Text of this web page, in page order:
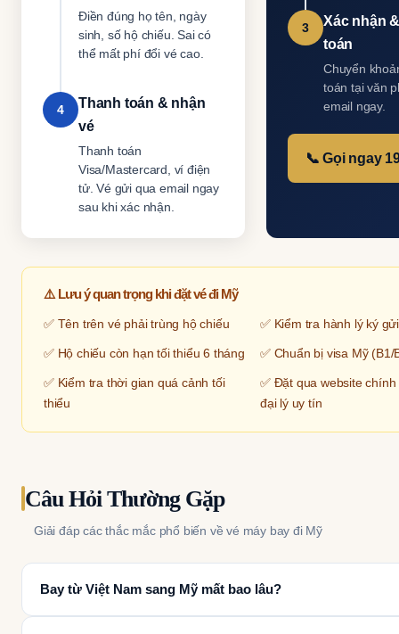
Điền đúng họ tên, ngày
sinh, số hộ chiếu. Sai có
thể mất phí đổi vé cao.
4
Thanh toán & nhận
vé
Thanh toán
Visa/Mastercard, ví điện
tử. Vé gửi qua email ngay
sau khi xác nhận.
3
Xác nhận
toán
Chuyển
toán tại văn
email ngay.
📞 Gọi ngay
⚠️ Lưu ý quan trọng khi đặt vé đi Mỹ
✅ Tên trên vé phải trùng hộ chiếu ✅ Kiểm tra hành lý ký
✅ Hộ chiếu còn hạn tối thiểu 6 tháng ✅ Chuẩn bị visa Mỹ (B1/
✅ Kiểm tra thời gian quá cảnh tối
thiểu
✅ Đặt qua website
đại lý uy tín
Câu Hỏi Thường Gặp
Giải đáp các thắc mắc phổ biến về vé máy bay đi Mỹ
Bay từ Việt Nam sang Mỹ mất bao lâu?